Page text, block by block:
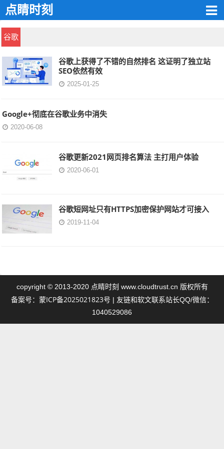
点睛时刻
谷歌
谷歌上获得了不错的自然排名 这证明了独立站
SEO依然有效
2025-01-25
Google+彻底在谷歌业务中消失
2020-06-08
谷歌更新2021网页排名算法 主打用户体验
2020-06-01
谷歌短网址只有HTTPS加密保护网站才可接入
2019-11-04
copyright © 2013-2020 点睛时刻 www.cloudtrust.cn 版权所有
备案号： 蒙ICP备2025021823号 | 友链和软文联系站长QQ/微信：
1040529086